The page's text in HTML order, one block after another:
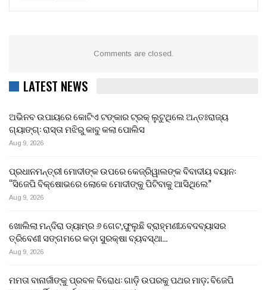
Comments are closed.
LATEST NEWS
ଅଭିନବ ଉପାୟରେ କୋଟିଏ ଟଙ୍କାର ଟ୍ରକ୍ ଲୁଟୁଥିଲେ ଅନ୍ତଃରାଜ୍ୟ
ଗ୍ୟାଙ୍ଗ୍: ରାସ୍ତା ମଝିରୁ କାବୁ କଲା ପୋଲିସ
Aug 9, 2026
ପ୍ରଧାନମନ୍ତ୍ରୀ ମୋଦୀଙ୍କ ଉପରେ କେଜ୍ରିୱାଲଙ୍କ ବିବାଦୀୟ ବୟାନ:
“ସିଜେପି ବିକ୍ଷୋଭରେ ଲୋକେ ମୋଦୀଙ୍କୁ ପିଟିବାକୁ ଆସିଥିଲେ”
Aug 9, 2026
ଖୋଲିଲା ମନ୍ଦିରା ଡ୍ୟାମ୍‌ର ୬ ଗେଟ,ଫୁଲୁଛି ବ୍ରାହ୍ମଣୀ;ବେଦବ୍ୟାସର
ତ୍ରିବେଣୀ ସଙ୍ଗମରେ କଡ଼ା ସୁରକ୍ଷା ବ୍ୟବସ୍ଥା…
Aug 9, 2026
ମମତା ବାନାର୍ଜୀଙ୍କୁ ପ୍ରବଳ ବିରୋଧ: ଗାଡ଼ି ଉପରକୁ ପଥର ମାଡ଼; ବିଜେପି